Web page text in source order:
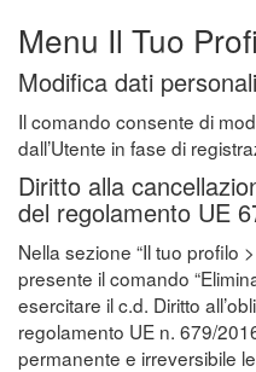
Menu Il Tuo
Modifica dati personali
Il comando consente di
dall’Utente in fase di
Diritto alla
del regolamento UE
Nella sezione “Il tuo profilo
presente il comando
esercitare il c.d. Diritto
regolamento UE n. 679/
permanente e irreversibile